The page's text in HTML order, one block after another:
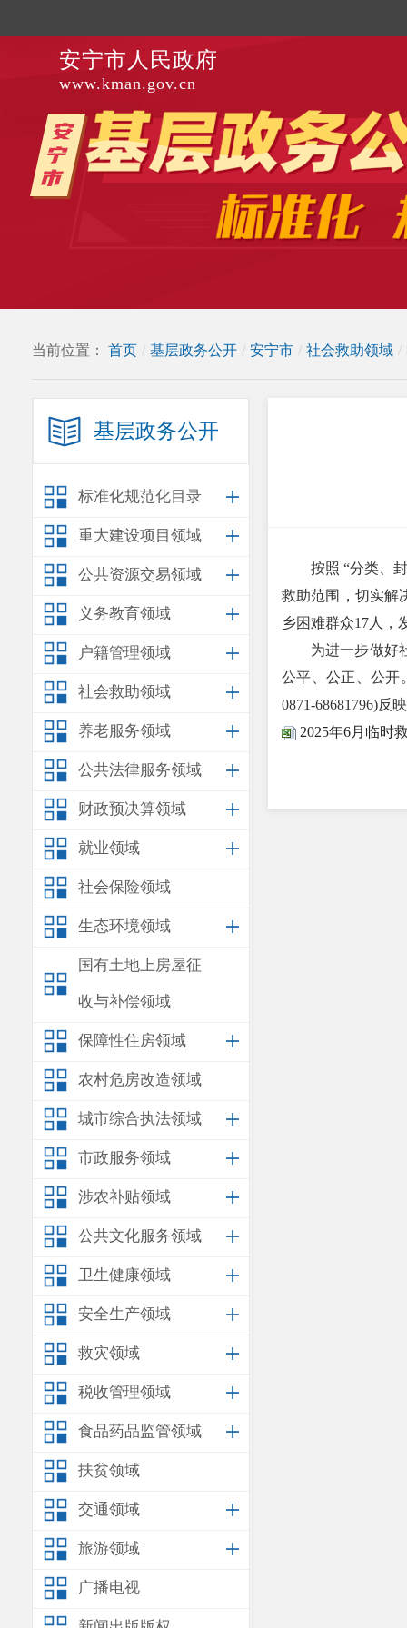
安宁市人民政府
www.kman.gov.cn
当前位置： 首页 / 基层政务公开 / 安宁市 / 社会救助领域 /
基层政务公开
标准化规范化目录
重大建设项目领域
公共资源交易领域
义务教育领域
户籍管理领域
社会救助领域
养老服务领域
公共法律服务领域
财政预决算领域
就业领域
社会保险领域
生态环境领域
国有土地上房屋征
收与补偿领域
保障性住房领域
农村危房改造领域
城市综合执法领域
市政服务领域
涉农补贴领域
公共文化服务领域
卫生健康领域
安全生产领域
救灾领域
税收管理领域
食品药品监管领域
扶贫领域
交通领域
旅游领域
广播电视
按照 “分类、封
救助范围，切实解
乡困难群众17人，
为进一步做好社
公平、公正、公开
0871-68681796)反
2025年6月临时